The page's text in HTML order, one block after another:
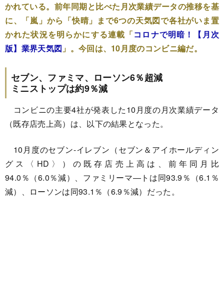
かれている。前年同期と比べた月次業績データの推移を基
に、「嵐」から「快晴」まで6つの天気図で各社がいま置
かれた状況を明らかにする連載「コロナで明暗！【月次
版】業界天気図 」。今回は、10月度のコンビニ編だ。
セブン、ファミマ、ローソン6％超減
ミニストップは約9％減
コンビニの主要4社が発表した10月度の月次業績データ
（既存店売上高）は、以下の結果となった。
10月度のセブン-イレブン（セブン＆アイホールディン
グス〈HD〉）の既存店売上高は、前年同月比
94.0％（6.0％減）、ファミリーマ—トは同93.9％（6.1％
減）、ローソンは同93.1％（6.9％減）だった。